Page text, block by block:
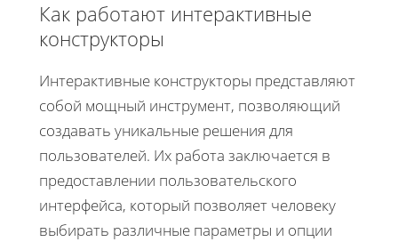
Как работают интерактивные
конструкторы
Интерактивные конструкторы представляют
собой мощный инструмент, позволяющий
создавать уникальные решения для
пользователей. Их работа заключается в
предоставлении пользовательского
интерфейса, который позволяет человеку
выбирать различные параметры и опции